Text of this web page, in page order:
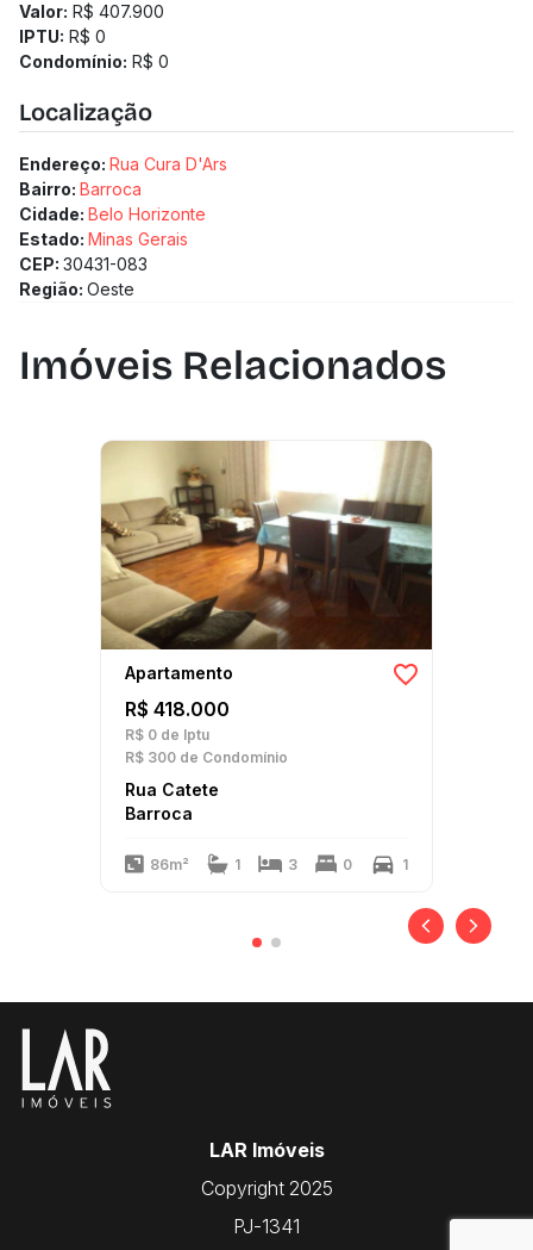
Valor: R$ 407.900
IPTU: R$ 0
Condomínio: R$ 0
Localização
Endereço: Rua Cura D'Ars
Bairro: Barroca
Cidade: Belo Horizonte
Estado: Minas Gerais
CEP: 30431-083
Região: Oeste
Imóveis Relacionados
Apartamento
R$ 418.000
R$ 0 de Iptu
R$ 300 de Condomínio
Rua Catete
Barroca
86m² 1 3 0 1
LAR Imóveis
Copyright 2025
PJ-1341